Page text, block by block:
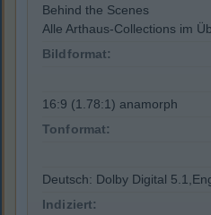
Behind the Scenes
Alle Arthaus-Collections im
Bildformat:
16:9 (1.78:1) anamorph
Tonformat:
Deutsch: Dolby Digital
Indiziert: